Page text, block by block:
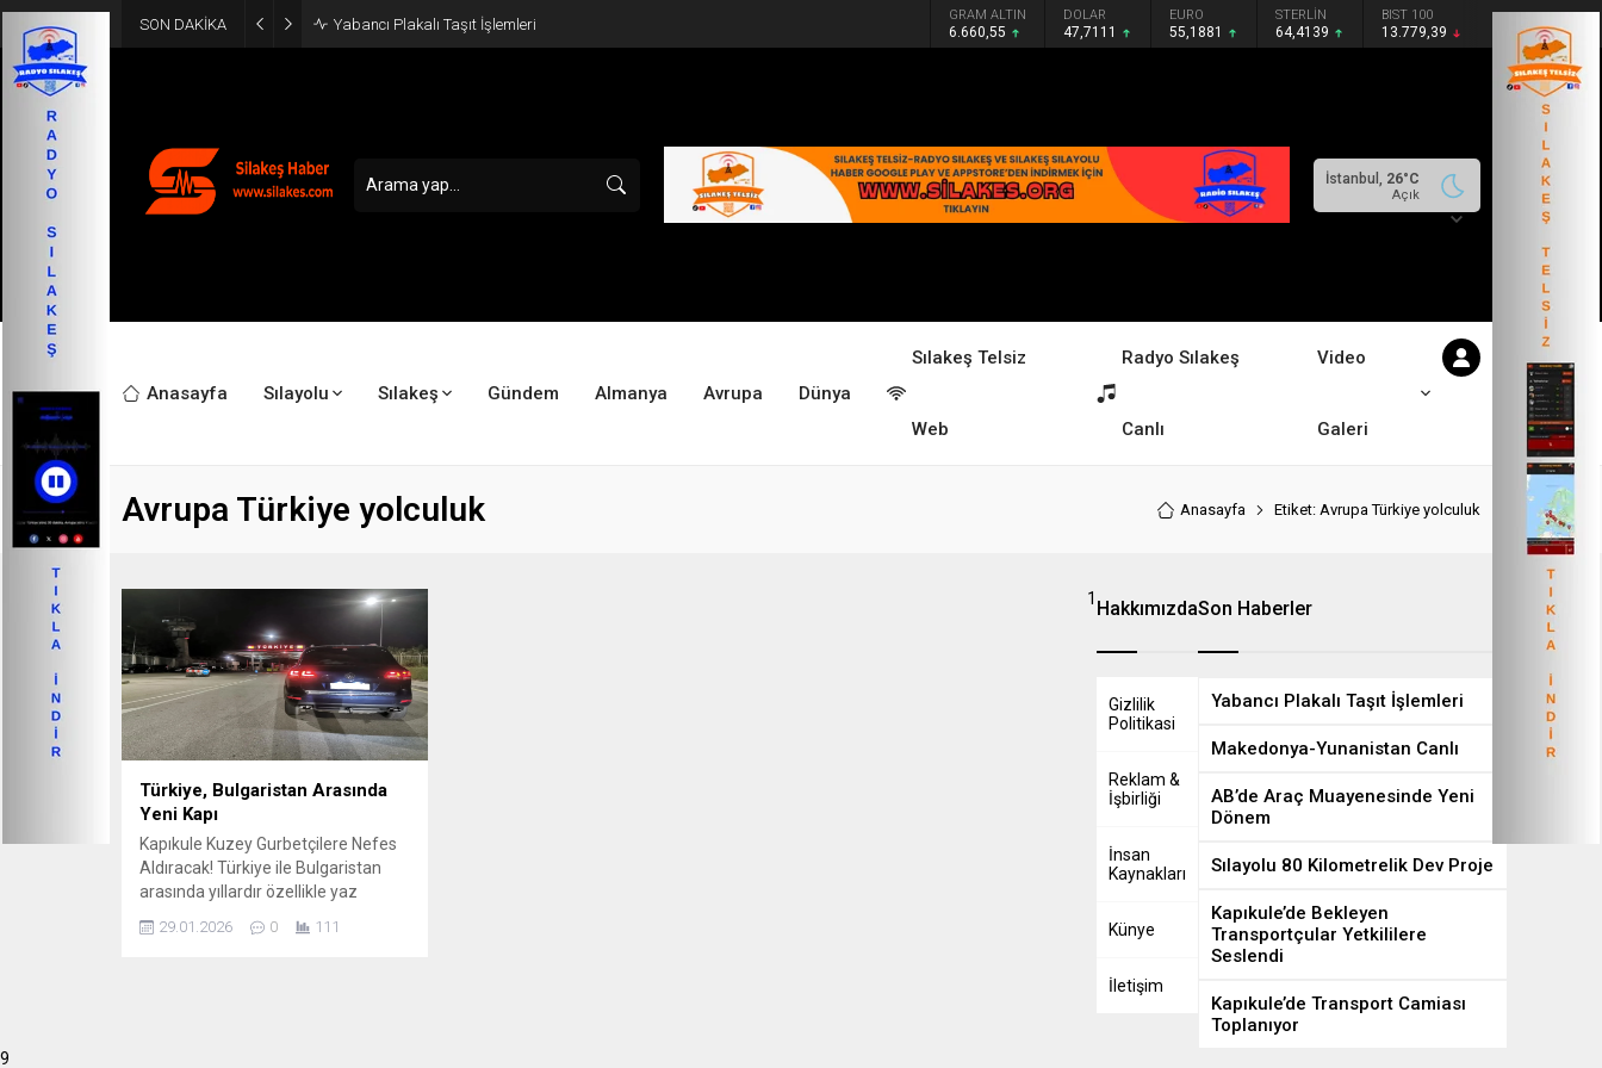
SON DAKİKA Yabancı Plakalı Taşıt İşlemleri GRAM ALTIN
6.660,55
DOLAR
47,7111
EURO
55,1881
STERLİN
64,4139
BIST 100
13.779,39
İstanbul, 26°C
Açık
Anasayfa Sılayolu Sılakeş Gündem Almanya Avrupa Dünya
Sılakeş Telsiz
Web
Radyo Sılakeş
Canlı
Video
Galeri
Avrupa Türkiye yolculuk Anasayfa Etiket: Avrupa Türkiye yolculuk
Türkiye, Bulgaristan Arasında
Yeni Kapı
Kapıkule Kuzey Gurbetçilere Nefes
Aldıracak! Türkiye ile Bulgaristan
arasında yıllardır özellikle yaz
aylarında yaşanan sınır
yoğunluğunu azaltacak yeni bir sınır
29.01.2026 0 111
1 Hakkımızda
Gizlilik
Politikasi
Reklam &
İşbirliği
İnsan
Kaynakları
Künye
İletişim
Son Haberler
Yabancı Plakalı Taşıt İşlemleri
Makedonya-Yunanistan Canlı
AB’de Araç Muayenesinde Yeni
Dönem
Sılayolu 80 Kilometrelik Dev Proje
Kapıkule’de Bekleyen
Transportçular Yetkililere
Seslendi
Kapıkule’de Transport Camiası
Toplanıyor
9